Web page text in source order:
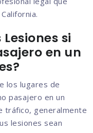
si
en un
los lugares de
pasajero en un
tráfico, generalmente
lesiones sean